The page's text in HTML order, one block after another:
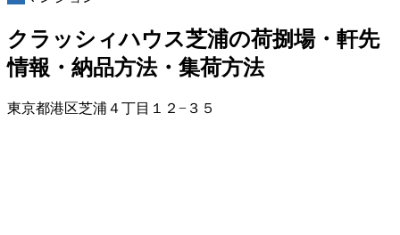
クラッシィハウス芝浦の荷捌場・軒先
情報・納品方法・集荷方法
東京都港区芝浦４丁目１２−３５